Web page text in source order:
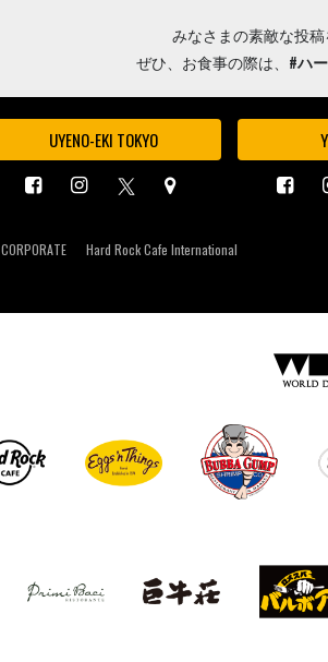
みなさまの素敵な投稿
ぜひ、お食事の際は、 #ハ
UYENO-EKI TOKYO
CORPORATE Hard Rock Cafe International